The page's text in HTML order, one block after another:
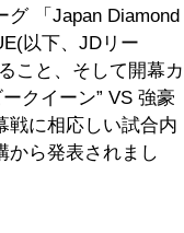
グ 「Japan Diamond
以下、JDリー
こと、そして開幕カ
クイーン” VS 強豪
戦に相応しい試合内
から発表されまし